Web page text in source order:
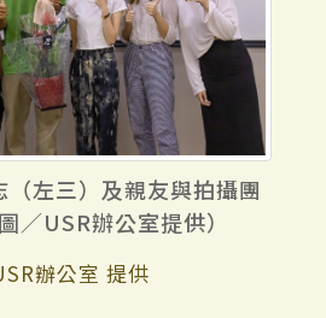
（左三）及親友與拍攝團
／USR辦公室提供）
辦公室 提供